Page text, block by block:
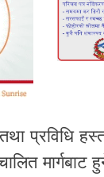
प्रविधि
मार्गबाट